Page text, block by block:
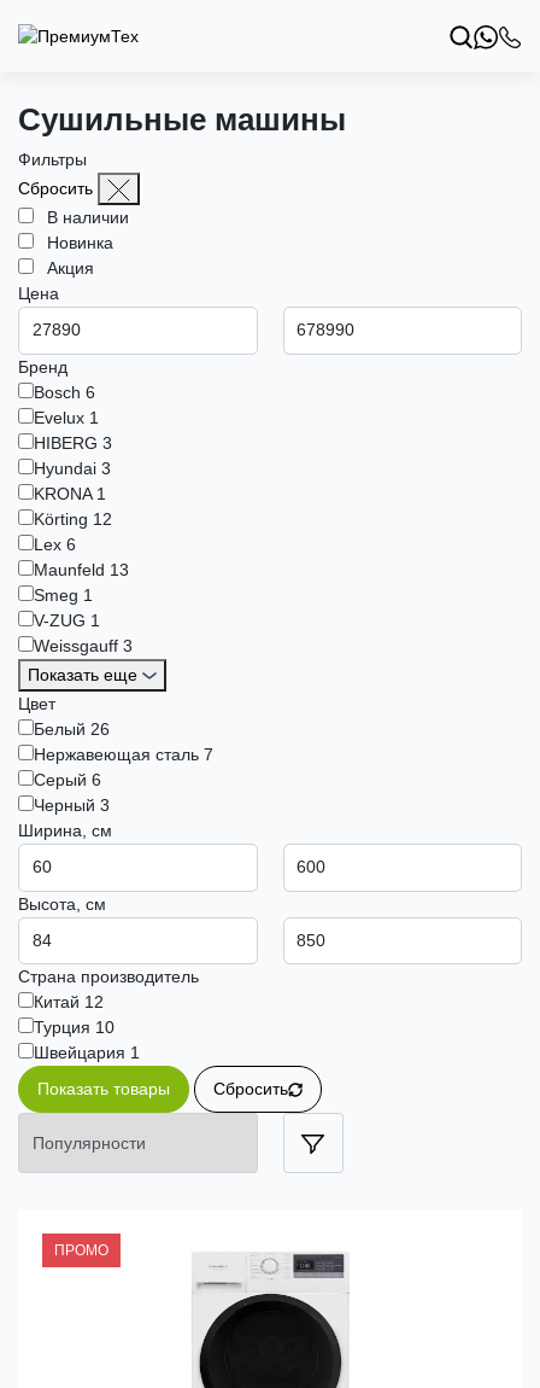
Сушильные машины
Фильтры
Сбросить
В наличии
Новинка
Акция
Цена
Бренд
Bosch 6
Evelux 1
HIBERG 3
Hyundai 3
KRONA 1
Körting 12
Lex 6
Maunfeld 13
Smeg 1
V-ZUG 1
Weissgauff 3
Показать еще
Цвет
Белый 26
Нержавеющая сталь 7
Серый 6
Черный 3
Ширина, см
Высота, см
Страна производитель
Китай 12
Турция 10
Швейцария 1
Показать товары
Сбросить
ПРОМО